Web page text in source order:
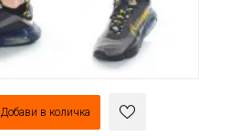
Добави в количка